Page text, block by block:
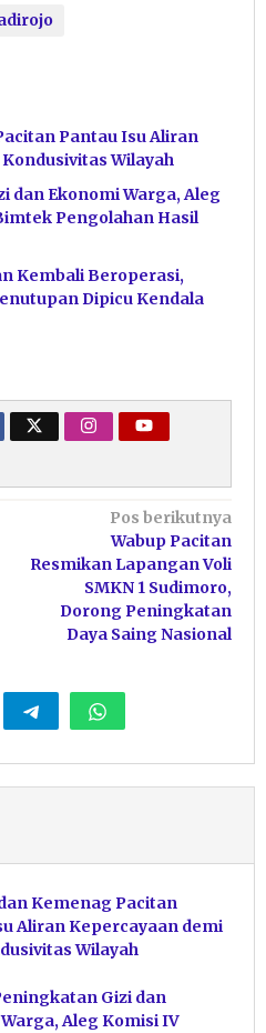
Pantau Isu Aliran
Wilayah
dan Ekonomi Warga, Aleg
Pengolahan Hasil
Kembali Beroperasi,
Dipicu Kendala
Pos berikutnya
Wabup Pacitan
Resmikan Lapangan Voli
SMKN 1 Sudimoro,
Dorong Peningkatan
Daya Saing Nasional
Kemenag Pacitan
Aliran Kepercayaan demi
Wilayah
Gizi dan
Aleg Komisi IV